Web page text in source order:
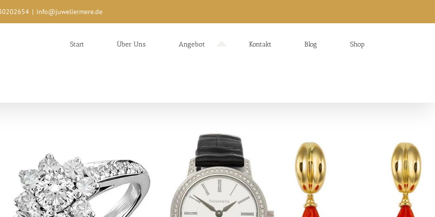
| info@juweliermere.de
Start Über Uns Angebot Kontakt Blog Shop